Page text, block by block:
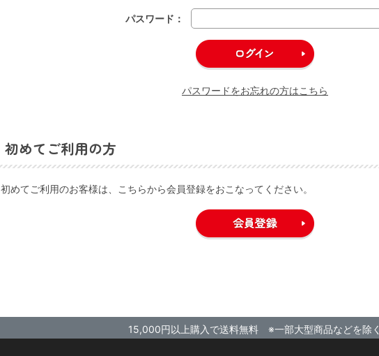
パスワード：
パスワードをお忘れの方はこちら
初めてご利用の方
初めてご利用のお客様は、こちらから会員登録をおこなってください。
15,000円以上購入で送料無料 ※一部大型商品などを除く